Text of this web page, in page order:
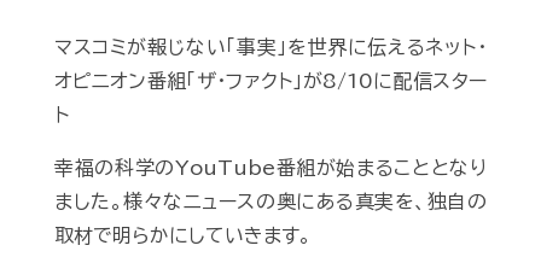
マスコミが報じない「事実」を世界に伝えるネット・
オピニオン番組「ザ・ファクト」が8/10に配信スター
ト
幸福の科学のYouTube番組が始まることとなり
ました。様々なニュースの奥にある真実を、独自の
取材で明らかにしていきます。